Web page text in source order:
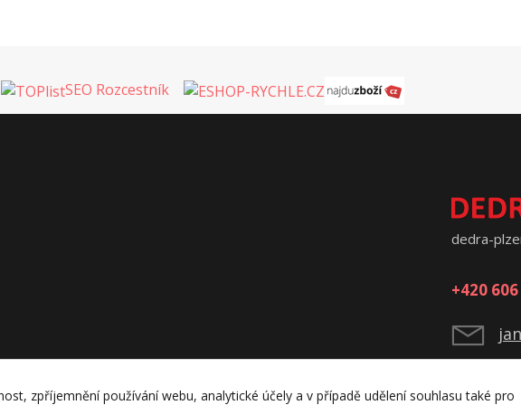
SEO Rozcestník
dedra-
+420
zpříjemnění používání webu, analytické účely a v případě udělení souhlasu také pro